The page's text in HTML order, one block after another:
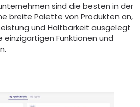
sind die besten in der
breite Palette von Produkten an,
und Haltbarkeit ausgelegt
einzigartigen Funktionen und